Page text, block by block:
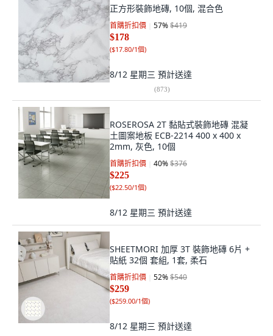
正方形裝飾地磚, 10個, 混合色
首購折扣價 57%$419
$178
($17.80/1個)
8/12 星期三 預計送達
(873)
ROSEROSA 2T 黏貼式裝飾地磚 混凝
土圖案地板 ECB-2214 400 x 400 x
2mm, 灰色, 10個
首購折扣價 40%$376
$225
($22.50/1個)
8/12 星期三 預計送達
SHEETMORI 加厚 3T 裝飾地磚 6片 +
貼紙 32個 套組, 1套, 柔石
首購折扣價 52%$540
$259
($259.00/1個)
8/12 星期三 預計送達